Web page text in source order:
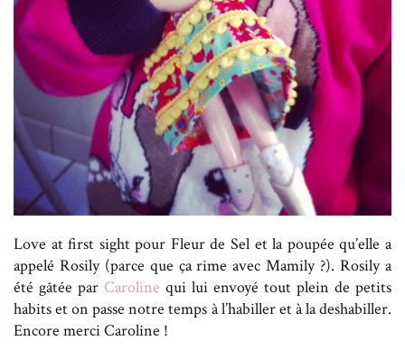
Love at first sight pour Fleur de Sel et la poupée qu’elle a
appelé Rosily (parce que ça rime avec Mamily ?). Rosily a
été gâtée par Caroline qui lui envoyé tout plein de petits
habits et on passe notre temps à l’habiller et à la deshabiller.
Encore merci Caroline !